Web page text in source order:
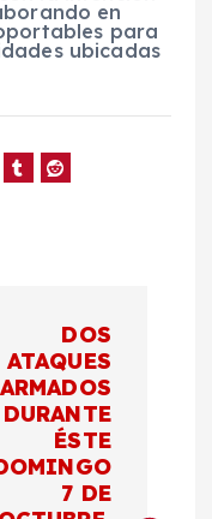
en
para
ubicadas
DOS
ATAQUES
ARMADOS
DURANTE
ÉSTE
7 DE